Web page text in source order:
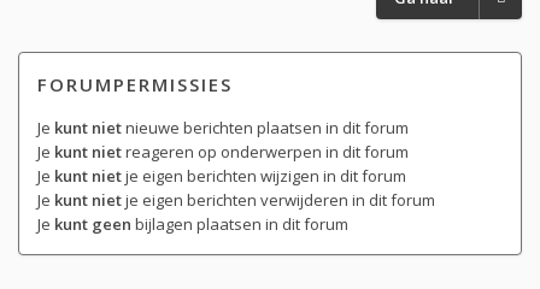
FORUMPERMISSIES
Je kunt nietnieuwe berichten plaatsen in dit forum
Je kunt nietreageren op onderwerpen in dit forum
Je kunt nietje eigen berichten wijzigen in dit forum
Je kunt nietje eigen berichten verwijderen in dit forum
Je kunt geen bijlagen plaatsen in dit forum